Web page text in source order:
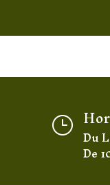
}
Du
De